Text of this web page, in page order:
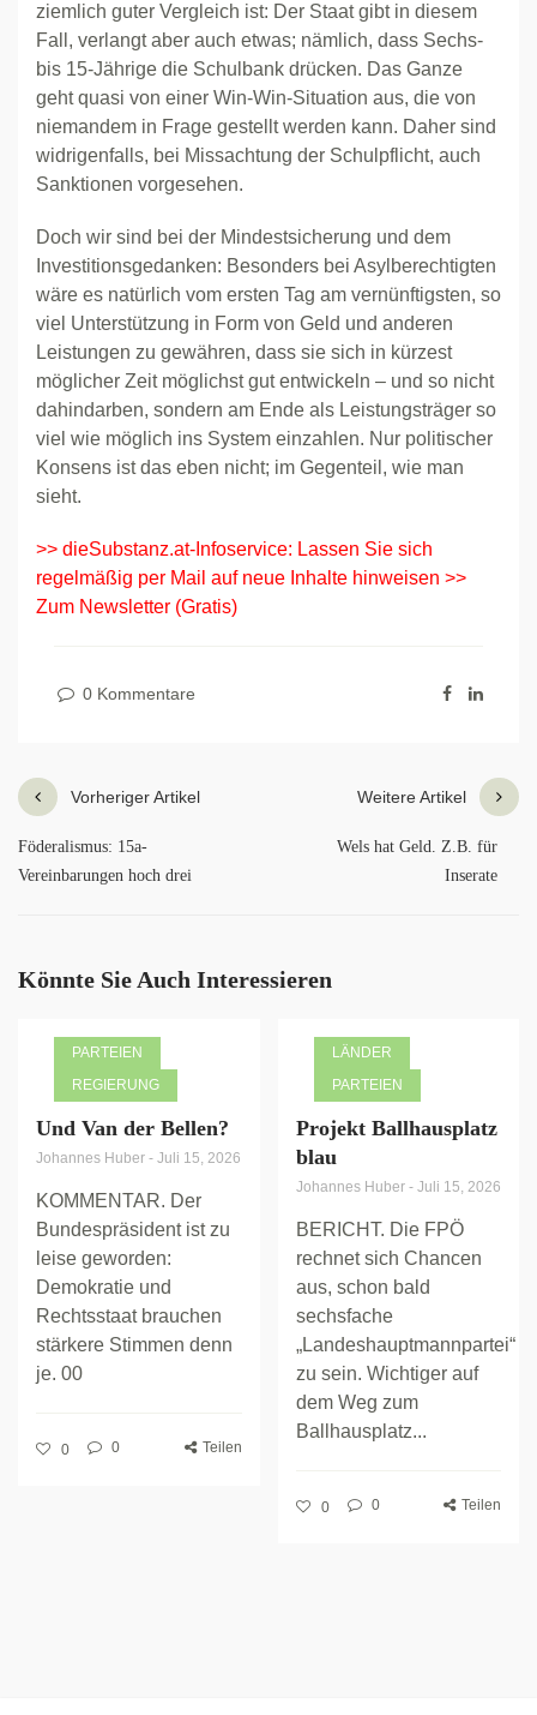
ziemlich guter Vergleich ist: Der Staat gibt in diesem
Fall, verlangt aber auch etwas; nämlich, dass Sechs-
bis 15-Jährige die Schulbank drücken. Das Ganze
geht quasi von einer Win-Win-Situation aus, die von
niemandem in Frage gestellt werden kann. Daher sind
widrigenfalls, bei Missachtung der Schulpflicht, auch
Sanktionen vorgesehen.
Doch wir sind bei der Mindestsicherung und dem
Investitionsgedanken: Besonders bei Asylberechtigten
wäre es natürlich vom ersten Tag am vernünftigsten, so
viel Unterstützung in Form von Geld und anderen
Leistungen zu gewähren, dass sie sich in kürzest
möglicher Zeit möglichst gut entwickeln – und so nicht
dahindarben, sondern am Ende als Leistungsträger so
viel wie möglich ins System einzahlen. Nur politischer
Konsens ist das eben nicht; im Gegenteil, wie man
sieht.
>> dieSubstanz.at-Infoservice: Lassen Sie sich
regelmäßig per Mail auf neue Inhalte hinweisen >>
Zum Newsletter (Gratis)
0 Kommentare
Vorheriger Artikel
Föderalismus: 15a-
Vereinbarungen hoch drei
Weitere Artikel
Wels hat Geld. Z.B. für
Inserate
Könnte Sie Auch Interessieren
PARTEIEN
REGIERUNG
Und Van der Bellen?
Johannes Huber - Juli 15, 2026
KOMMENTAR. Der
Bundespräsident ist zu
leise geworden:
Demokratie und
Rechtsstaat brauchen
stärkere Stimmen denn
je. 00
0 0 Teilen
LÄNDER
PARTEIEN
Projekt Ballhausplatz
blau
Johannes Huber - Juli 15, 2026
BERICHT. Die FPÖ
rechnet sich Chancen
aus, schon bald
sechsfache
„Landeshauptmannpartei“
zu sein. Wichtiger auf
dem Weg zum
Ballhausplatz...
0 0 Teilen